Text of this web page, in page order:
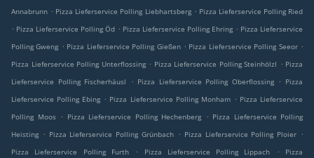
Annabrunn . Pizza Lieferservice Polling Liebhartsberg . Pizza Lieferservice Polling Ried
. Pizza Lieferservice Polling Öd . Pizza Lieferservice Polling Ehring . Pizza Lieferservice
Polling Gweng . Pizza Lieferservice Polling Gießen . Pizza Lieferservice Polling Seeor .
Pizza Lieferservice Polling Unterflossing . Pizza Lieferservice Polling Steinhölzl . Pizza
Lieferservice Polling Fischerhäusl
. Pizza Lieferservice Polling Oberflossing . Pizza
Lieferservice Polling Ebing . Pizza Lieferservice Polling Monham . Pizza Lieferservice
Polling Moos
. Pizza Lieferservice Polling Hechenberg . Pizza Lieferservice Polling
Heisting . Pizza Lieferservice Polling Grünbach . Pizza Lieferservice Polling Ploier .
Pizza Lieferservice Polling Furth
. Pizza Lieferservice Polling Lippach .
Pizza